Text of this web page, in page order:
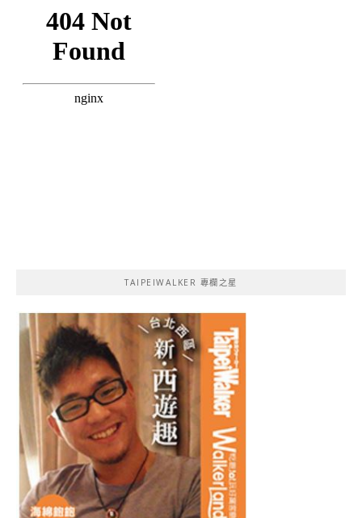
TAIPEIWALKER 專欄之星